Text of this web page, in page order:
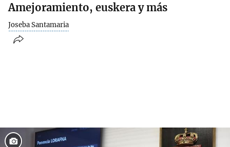
Amejoramiento, euskera y más
Joseba Santamaria